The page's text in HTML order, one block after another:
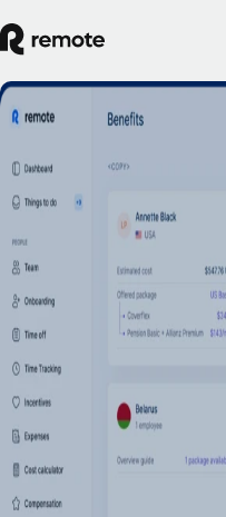
Speciale
Zorg dat werknemers
belastingregelingen niet
Remote zoekt deze
service voor Employer of